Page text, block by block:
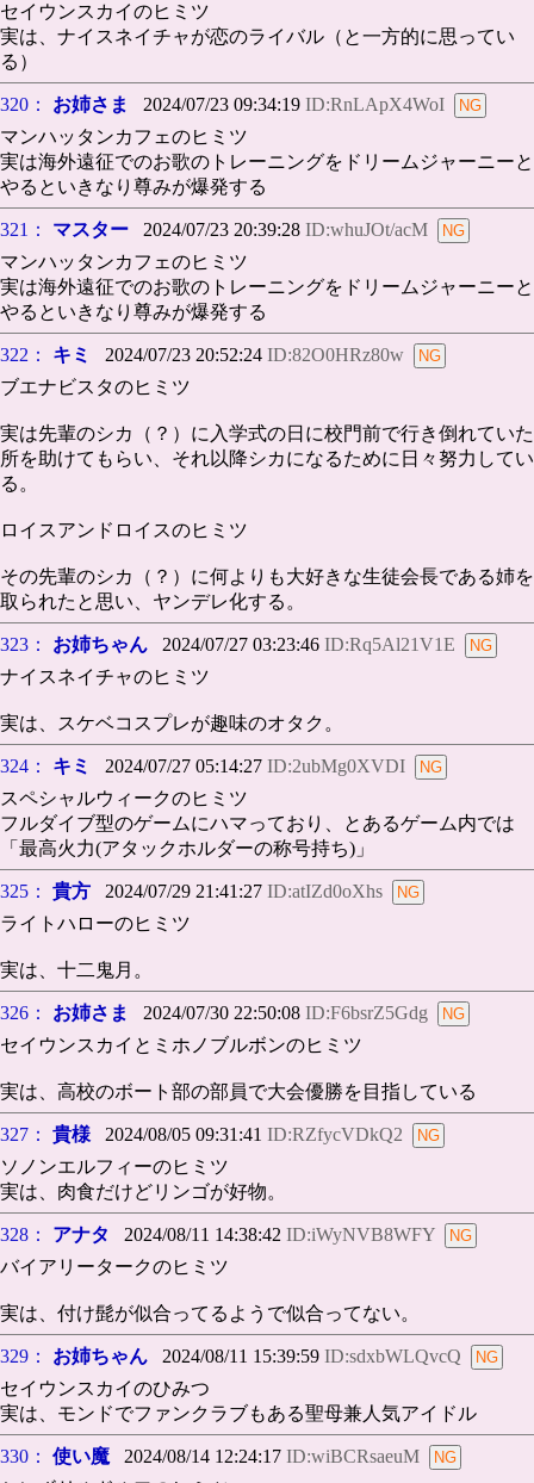
セイウンスカイのヒミツ
実は、ナイスネイチャが恋のライバル（と一方的に思ってい
る）
320： お姉さま 2024/07/23 09:34:19 ID:RnLApX4WoI
マンハッタンカフェのヒミツ
実は海外遠征でのお歌のトレーニングをドリームジャーニーと
やるといきなり尊みが爆発する
321： マスター 2024/07/23 20:39:28 ID:whuJOt/acM
マンハッタンカフェのヒミツ
実は海外遠征でのお歌のトレーニングをドリームジャーニーと
やるといきなり尊みが爆発する
322： キミ 2024/07/23 20:52:24 ID:82O0HRz80w
ブエナビスタのヒミツ
実は先輩のシカ（？）に入学式の日に校門前で行き倒れていた
所を助けてもらい、それ以降シカになるために日々努力してい
る。
ロイスアンドロイスのヒミツ
その先輩のシカ（？）に何よりも大好きな生徒会長である姉を
取られたと思い、ヤンデレ化する。
323： お姉ちゃん 2024/07/27 03:23:46 ID:Rq5Al21V1E
ナイスネイチャのヒミツ
実は、スケベコスプレが趣味のオタク。
324： キミ 2024/07/27 05:14:27 ID:2ubMg0XVDI
スペシャルウィークのヒミツ
フルダイブ型のゲームにハマっており、とあるゲーム内では
「最高火力(アタックホルダーの称号持ち)」
325： 貴方 2024/07/29 21:41:27 ID:atIZd0oXhs
ライトハローのヒミツ
実は、十二鬼月。
326： お姉さま 2024/07/30 22:50:08 ID:F6bsrZ5Gdg
セイウンスカイとミホノブルボンのヒミツ
実は、高校のボート部の部員で大会優勝を目指している
327： 貴様 2024/08/05 09:31:41 ID:RZfycVDkQ2
ソノンエルフィーのヒミツ
実は、肉食だけどリンゴが好物。
328： アナタ 2024/08/11 14:38:42 ID:iWyNVB8WFY
バイアリータークのヒミツ
実は、付け髭が似合ってるようで似合ってない。
329： お姉ちゃん 2024/08/11 15:39:59 ID:sdxbWLQvcQ
セイウンスカイのひみつ
実は、モンドでファンクラブもある聖母兼人気アイドル
330： 使い魔 2024/08/14 12:24:17 ID:wiBCRsaeuM